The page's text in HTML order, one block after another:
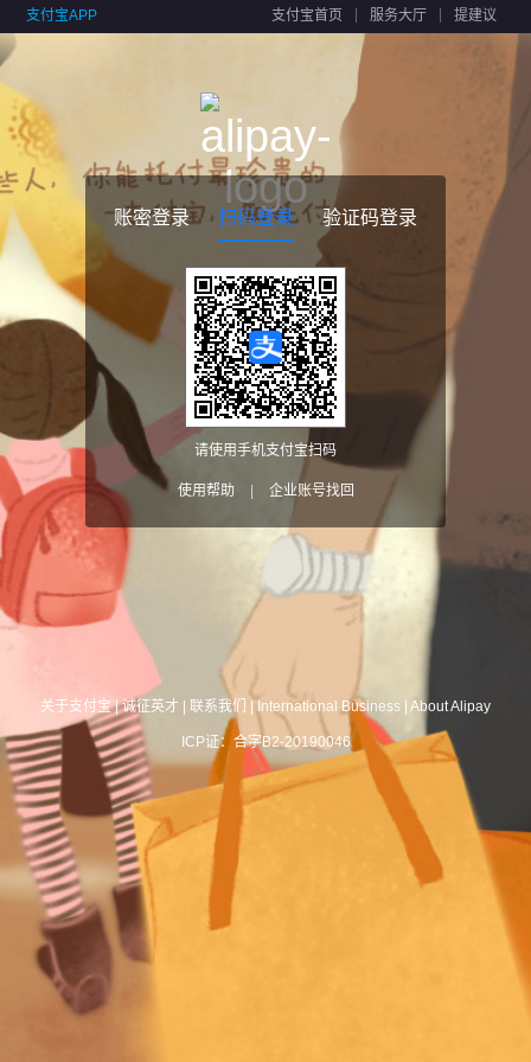
支付宝APP 支付宝首页 服务大厅 提建议
账密登录 扫码登录 验证码登录
请使用手机支付宝扫码
使用帮助 企业账号找回
关于支付宝|诚征英才 联系我们 International Business About Alipay
ICP证：合字B2-20190046